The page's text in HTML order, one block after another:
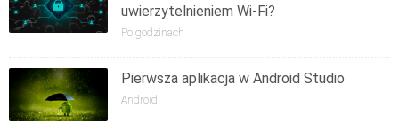
uwierzytelnieniem Wi-Fi?
Po godzinach
Pierwsza aplikacja w Android Studio
Android